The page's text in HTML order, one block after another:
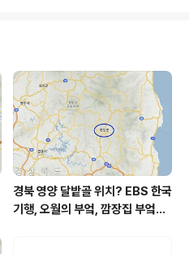
* 의성농
북대로 5692-2
☎ 054-832-
에 취해 울진 마
경북 영양 달밭골 위치? EBS 한국
기행, 오월의 부엌, 깜장집 부엌은